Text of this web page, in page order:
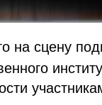
на сцену